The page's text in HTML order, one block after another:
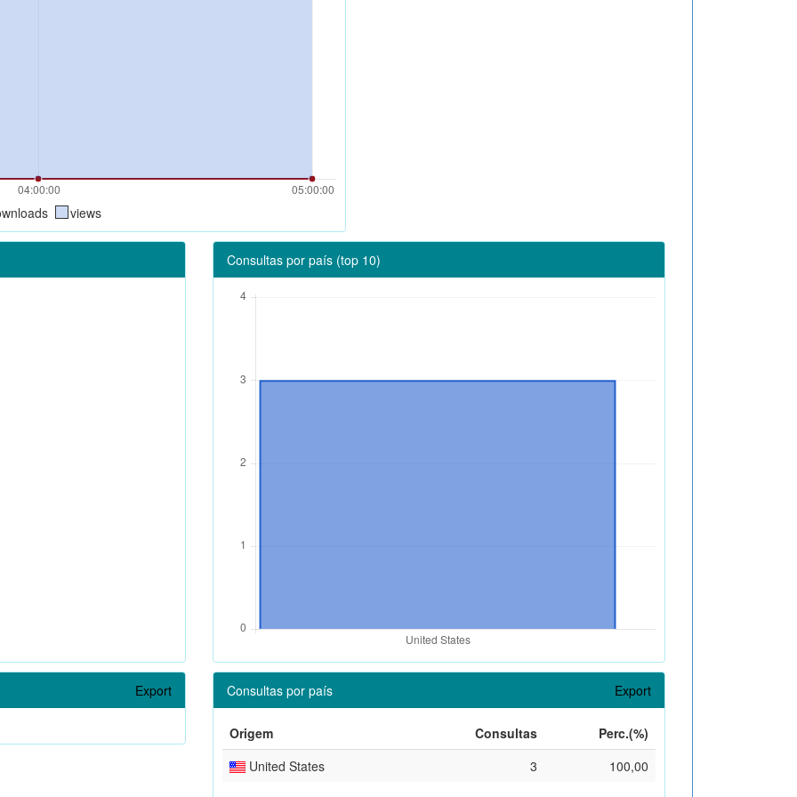
views
Consultas por país (top 10)
Export Consultas por país Export
Origem Consultas
Perc.(%)
United States
3 100,00